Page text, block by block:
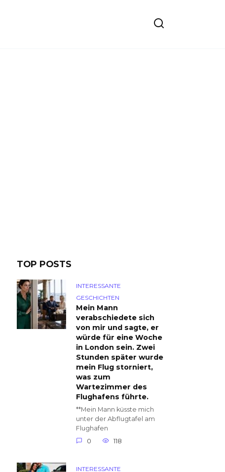
TOP POSTS
INTERESSANTE
GESCHICHTEN
Mein Mann
verabschiedete sich
von mir und sagte, er
würde für eine Woche
in London sein. Zwei
Stunden später wurde
mein Flug storniert,
was zum
Wartezimmer des
Flughafens führte.
**Mein Mann küsste mich
unter der Abflugtafel am
Flughafen
0
118
INTERESSANTE